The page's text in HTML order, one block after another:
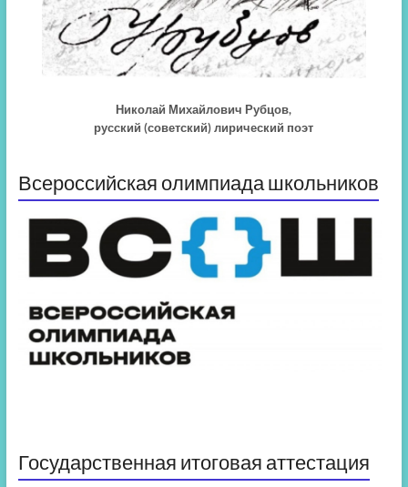
Николай Михайлович Рубцов,
русский (советский) лирический поэт
Всероссийская олимпиада школьников
Государственная итоговая аттестация